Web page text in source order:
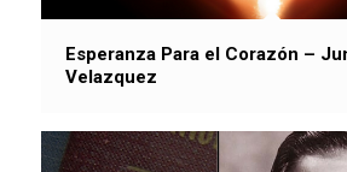
Esperanza Para el Corazón –
Velazquez